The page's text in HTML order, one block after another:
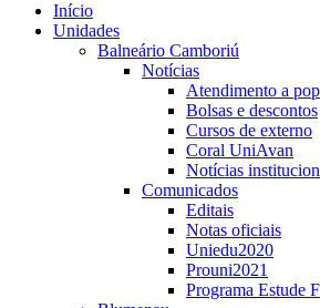
Início
Unidades
Balneário Camboriú
Notícias
Atendimento a
Bolsas e descontos
Cursos de externo
Coral UniAvan
Notícias
Comunicados
Editais
Notas oficiais
Uniedu2020
Prouni2021
Programa Estude